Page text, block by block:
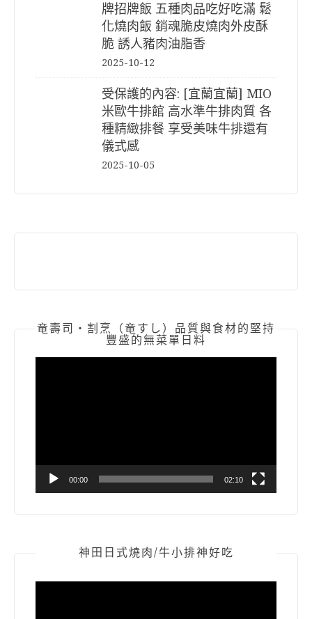
牌招牌飯 五種肉品吃好吃滿 鬆
化燒肉飯 銷魂脆皮燒肉外皮酥
脆 誘人豬肉油脂香
2025-10-12
受保護的內容: [宜蘭宜蘭] MIO
米歐牛排館 高水準牛排肉質 各
種精緻排餐 享受美味牛排還有
儀式感
2025-10-05
竜壽司‧割烹（竜すし）品質與食材的堅持
豐盛的無菜單日料
00:00 02:10
神田日式燒肉/牛小排神好吃